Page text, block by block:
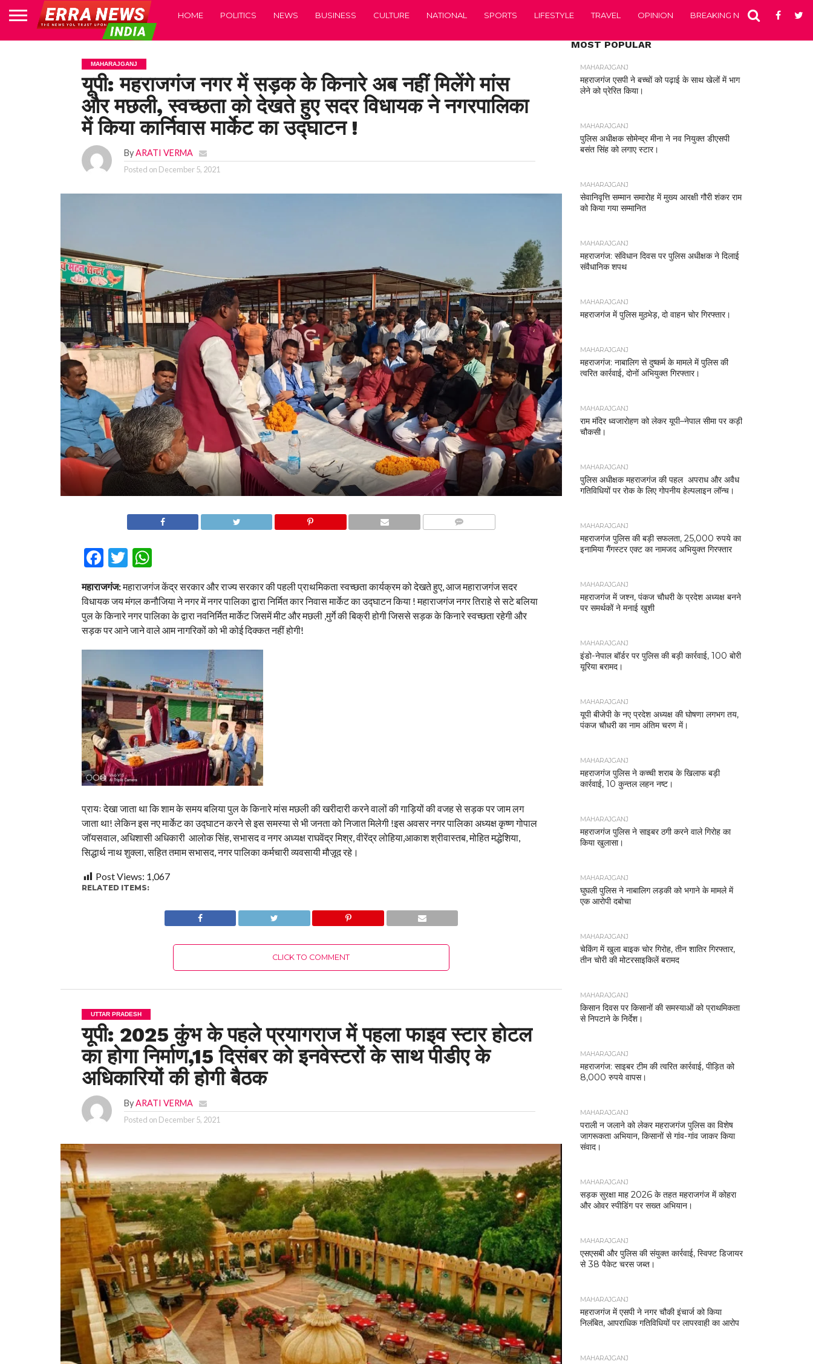
HOME POLITICS NEWS BUSINESS CULTURE NATIONAL SPORTS LIFESTYLE TRAVEL OPINION BREAKING NEWS
MAHARAJGANJ
यूपी: महराजगंज नगर में सड़क के किनारे अब नहीं मिलेंगे मांस
और मछली, स्वच्छता को देखते हुए सदर विधायक ने नगरपालिका
में किया कार्निवास मार्केट का उद्घाटन !
ByARATI VERMA
Posted on December 5, 2021
Facebook
Twitter
WhatsApp
महाराजगंज:महाराजगंज केंद्र सरकार और राज्य सरकार की पहली प्राथमिकता स्वच्छता कार्यक्रम को देखते हुए, आज महाराजगंज सदर
विधायक जय मंगल कनौजिया ने नगर में नगर पालिका द्वारा निर्मित कार निवास मार्केट का उद्घाटन किया ! महाराजगंज नगर तिराहे से सटे बलिया
पुल के किनारे नगर पालिका के द्वारा नवनिर्मित मार्केट जिसमें मीट और मछली ,मुर्गे की बिक्री होगी जिससे सड़क के किनारे स्वच्छता रहेगी और
सड़क पर आने जाने वाले आम नागरिकों को भी कोई दिक्कत नहीं होगी!
प्रायः देखा जाता था कि शाम के समय बलिया पुल के किनारे मांस मछली की खरीदारी करने वालों की गाड़ियों की वजह से सड़क पर जाम लग
जाता था! लेकिन इस नए मार्केट का उद्घाटन करने से इस समस्या से भी जनता को निजात मिलेगी !इस अवसर नगर पालिका अध्यक्ष कृष्ण गोपाल
जॉयसवाल, अधिशासी अधिकारी आलोक सिंह, सभासद व नगर अध्यक्ष राघवेंद्र मिश्र, वीरेंद्र लोहिया,आकाश श्रीवास्तब, मोहित मद्धेशिया,
सिद्धार्थ नाथ शुक्ला, सहित तमाम सभासद, नगर पालिका कर्मचारी व्यवसायी मौज़ूद रहे।
Post Views: 1,067
RELATED ITEMS:
CLICK TO COMMENT
UTTAR PRADESH
यूपी: 2025 कुंभ के पहले प्रयागराज में पहला फाइव स्टार होटल
का होगा निर्माण,15 दिसंबर को इनवेस्टरों के साथ पीडीए के
अधिकारियों की होगी बैठक
ByARATI VERMA
Posted on December 5, 2021
MOST POPULAR
MAHARAJGANJ
महराजगंज एसपी ने बच्चों को पढ़ाई के साथ खेलों में भाग
लेने को प्रेरित किया।
MAHARAJGANJ
पुलिस अधीक्षक सोमेन्द्र मीना ने नव नियुक्त डीएसपी
बसंत सिंह को लगाए स्टार।
MAHARAJGANJ
सेवानिवृत्ति सम्मान समारोह में मुख्य आरक्षी गौरी शंकर राम
को किया गया सम्मानित
MAHARAJGANJ
महराजगंज: संविधान दिवस पर पुलिस अधीक्षक ने दिलाई
संवैधानिक शपथ
MAHARAJGANJ
महराजगंज में पुलिस मुठभेड़, दो वाहन चोर गिरफ्तार।
MAHARAJGANJ
महराजगंज: नाबालिग से दुष्कर्म के मामले में पुलिस की
त्वरित कार्रवाई, दोनों अभियुक्त गिरफ्तार।
MAHARAJGANJ
राम मंदिर ध्वजारोहण को लेकर यूपी–नेपाल सीमा पर कड़ी
चौकसी।
MAHARAJGANJ
पुलिस अधीक्षक महराजगंज की पहल अपराध और अवैध
गतिविधियों पर रोक के लिए गोपनीय हेल्पलाइन लॉन्च।
MAHARAJGANJ
महराजगंज पुलिस की बड़ी सफलता, 25,000 रुपये का
इनामिया गैंगस्टर एक्ट का नामजद अभियुक्त गिरफ्तार
MAHARAJGANJ
महराजगंज में जश्न, पंकज चौधरी के प्रदेश अध्यक्ष बनने
पर समर्थकों ने मनाई खुशी
MAHARAJGANJ
इंडो-नेपाल बॉर्डर पर पुलिस की बड़ी कार्रवाई, 100 बोरी
यूरिया बरामद।
MAHARAJGANJ
यूपी बीजेपी के नए प्रदेश अध्यक्ष की घोषणा लगभग तय,
पंकज चौधरी का नाम अंतिम चरण में।
MAHARAJGANJ
महराजगंज पुलिस ने कच्ची शराब के खिलाफ बड़ी
कार्रवाई, 10 कुन्तल लहन नष्ट।
MAHARAJGANJ
महराजगंज पुलिस ने साइबर ठगी करने वाले गिरोह का
किया खुलासा।
MAHARAJGANJ
घुघली पुलिस ने नाबालिग लड़की को भगाने के मामले में
एक आरोपी दबोचा
MAHARAJGANJ
चेकिंग में खुला बाइक चोर गिरोह, तीन शातिर गिरफ्तार,
तीन चोरी की मोटरसाइकिलें बरामद
MAHARAJGANJ
किसान दिवस पर किसानों की समस्याओं को प्राथमिकता
से निपटाने के निर्देश।
MAHARAJGANJ
महराजगंज: साइबर टीम की त्वरित कार्रवाई, पीड़ित को
8,000 रुपये वापस।
MAHARAJGANJ
पराली न जलाने को लेकर महराजगंज पुलिस का विशेष
जागरूकता अभियान, किसानों से गांव-गांव जाकर किया
संवाद।
MAHARAJGANJ
सड़क सुरक्षा माह 2026 के तहत महराजगंज में कोहरा
और ओवर स्पीडिंग पर सख्त अभियान।
MAHARAJGANJ
एसएसबी और पुलिस की संयुक्त कार्रवाई, स्विफ्ट डिजायर
से 38 पैकेट चरस जब्त।
MAHARAJGANJ
महराजगंज में एसपी ने नगर चौकी इंचार्ज को किया
निलंबित, आपराधिक गतिविधियों पर लापरवाही का आरोप
MAHARAJGANJ